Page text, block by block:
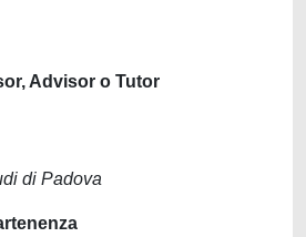
Advisor o Tutor
di Padova